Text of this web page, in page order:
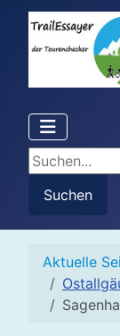
Suchen...
Suchen
Aktuelle